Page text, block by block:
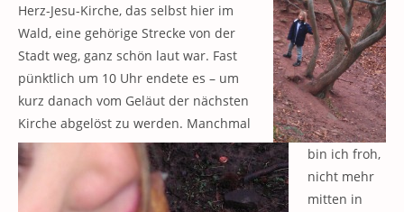
Herz-Jesu-Kirche, das selbst hier im
Wald, eine gehörige Strecke von der
Stadt weg, ganz schön laut war. Fast
pünktlich um 10 Uhr endete es – um
kurz danach vom Geläut der nächsten
Kirche abgelöst zu werden. Manchmal
bin ich froh,
nicht mehr
mitten in